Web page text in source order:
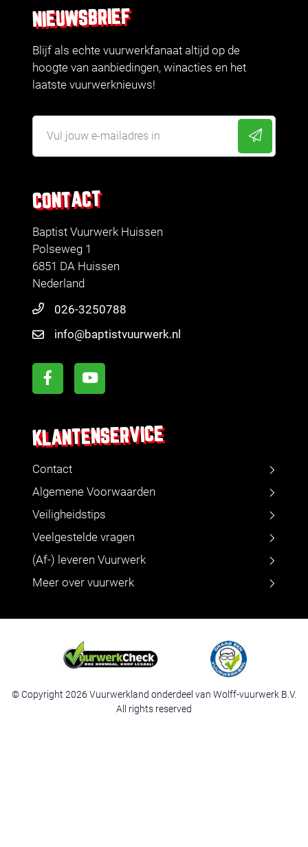
CONTACT
Baptist Vuurwerk Huissen
Polseweg 1
6851 DA Huissen
Nederland
026-3250788
info@baptistvuurwerk.nl
KLANTENSERVICE
Contact
Algemene Voorwaarden
Veiligheidstips
Veelgestelde vragen
(Af-) leveren Vuurwerk
Meer over vuurwerk
NIEUWSBRIEF
Blijf als echte vuurwerkfanaat altijd op de
hoogte van aanbiedingen, winacties en het
laatste vuurwerknieuws!
© Copyright 2026 Vuurwerkland onderdeel van Wolff-vuurwerk B.V.
All rights reserved